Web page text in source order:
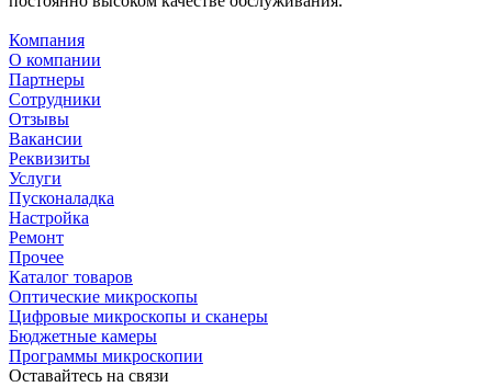
Компания
О компании
Партнеры
Сотрудники
Отзывы
Вакансии
Реквизиты
Услуги
Пусконаладка
Настройка
Ремонт
Прочее
Каталог товаров
Оптические микроскопы
Цифровые микроскопы и сканеры
Бюджетные камеры
Программы микроскопии
Оставайтесь на связи